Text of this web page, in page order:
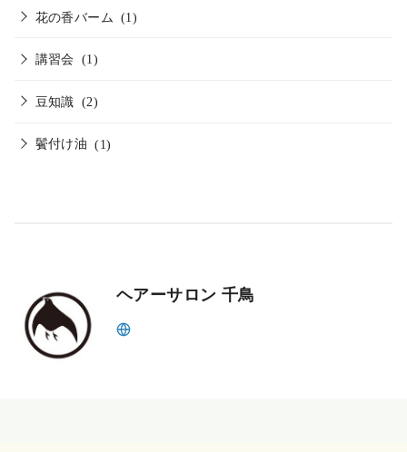
花の香バーム (1)
講習会 (1)
豆知識 (2)
鬢付け油 (1)
ヘアーサロン 千鳥